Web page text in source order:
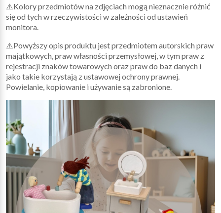
⚠️Kolory przedmiotów na zdjęciach mogą nieznacznie różnić
się od tych w rzeczywistości w zależności od ustawień
monitora.
⚠️Powyższy opis produktu jest przedmiotem autorskich praw
majątkowych, praw własności przemysłowej, w tym praw z
rejestracji znaków towarowych oraz praw do baz danych i
jako takie korzystają z ustawowej ochrony prawnej.
Powielanie, kopiowanie i używanie są zabronione.